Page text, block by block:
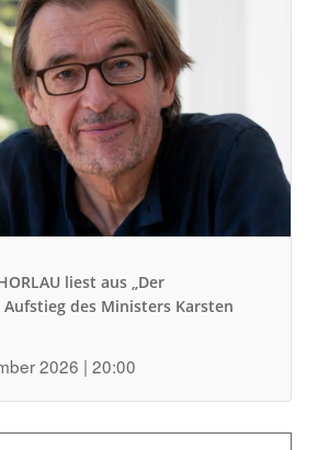
liest aus „Der
des Ministers Karsten
2026 | 20:00